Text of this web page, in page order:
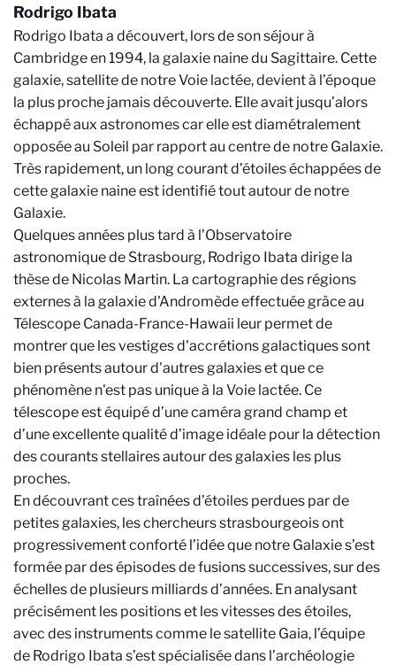
Rodrigo Ibata
Rodrigo Ibata a découvert, lors de son séjour à
Cambridge en 1994, la galaxie naine du Sagittaire. Cette
galaxie, satellite de notre Voie lactée, devient à l’époque
la plus proche jamais découverte. Elle avait jusqu’alors
échappé aux astronomes car elle est diamétralement
opposée au Soleil par rapport au centre de notre Galaxie.
Très rapidement, un long courant d’étoiles échappées de
cette galaxie naine est identifié tout autour de notre
Galaxie.
Quelques années plus tard à l’Observatoire
astronomique de Strasbourg, Rodrigo Ibata dirige la
thèse de Nicolas Martin. La cartographie des régions
externes à la galaxie d'Andromède effectuée grâce au
Télescope Canada-France-Hawaii leur permet de
montrer que les vestiges d'accrétions galactiques sont
bien présents autour d'autres galaxies et que ce
phénomène n'est pas unique à la Voie lactée. Ce
télescope est équipé d’une caméra grand champ et
d’une excellente qualité d’image idéale pour la détection
des courants stellaires autour des galaxies les plus
proches.
En découvrant ces traînées d’étoiles perdues par de
petites galaxies, les chercheurs strasbourgeois ont
progressivement conforté l’idée que notre Galaxie s’est
formée par des épisodes de fusions successives, sur des
échelles de plusieurs milliards d’années. En analysant
précisément les positions et les vitesses des étoiles,
avec des instruments comme le satellite Gaia, l’équipe
de Rodrigo Ibata s’est spécialisée dans l’archéologie